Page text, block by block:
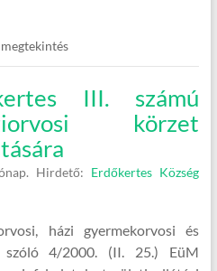
III. számú
körzet
Hirdető: Erdőkertes Község
házi gyermekorvosi és
szóló 4/2000. (II. 25.) EüM